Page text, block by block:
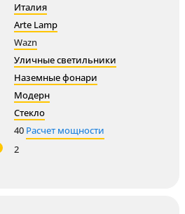
Италия
Arte Lamp
Wazn
Уличные светильники
Наземные фонари
Модерн
Стекло
40 Расчет мощности
2